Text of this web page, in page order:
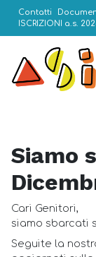
Contatti
ISCRIZIONI a.s.
Siamo
Cari Genitori,
siamo sbarcati
Seguite la